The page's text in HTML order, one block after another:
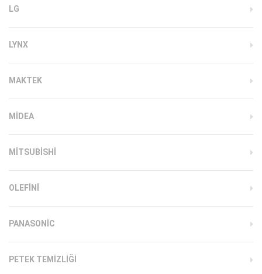
LG
LYNX
MAKTEK
MIDEA
MITSUBISHI
OLEFINI
PANASONIC
PETEK TEMIZLIĞI